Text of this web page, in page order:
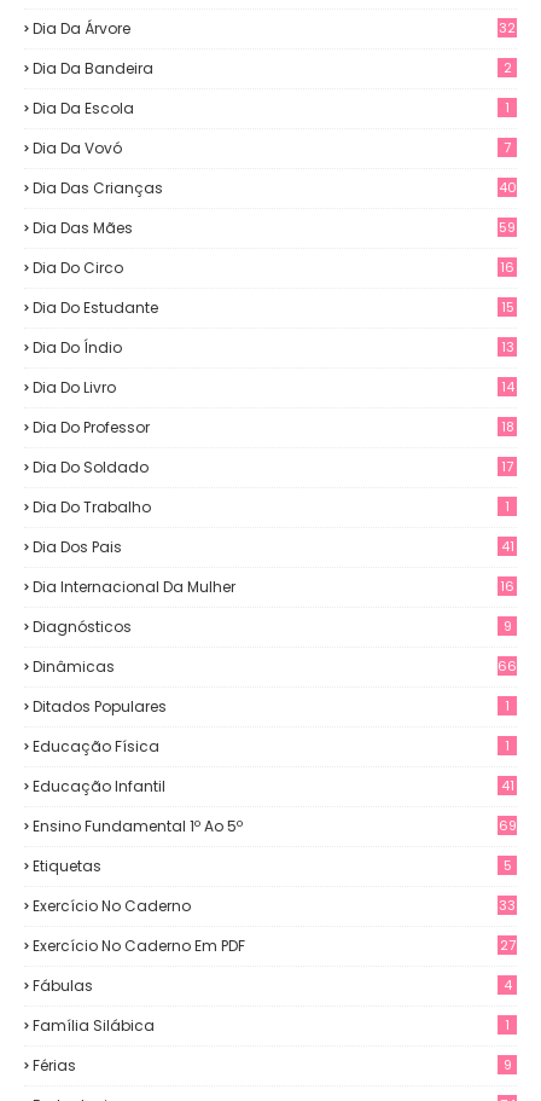
Dia Da Árvore 32
Dia Da Bandeira 2
Dia Da Escola 1
Dia Da Vovó 7
Dia Das Crianças 40
Dia Das Mães 59
Dia Do Circo 16
Dia Do Estudante 15
Dia Do Índio 13
Dia Do Livro 14
Dia Do Professor 18
Dia Do Soldado 17
Dia Do Trabalho 1
Dia Dos Pais 41
Dia Internacional Da Mulher 16
Diagnósticos 9
Dinâmicas 66
Ditados Populares 1
Educação Física 1
Educação Infantil 41
Ensino Fundamental 1º Ao 5º 69
Etiquetas 5
Exercício No Caderno 33
Exercício No Caderno Em PDF 27
Fábulas 4
Família Silábica 1
Férias 9